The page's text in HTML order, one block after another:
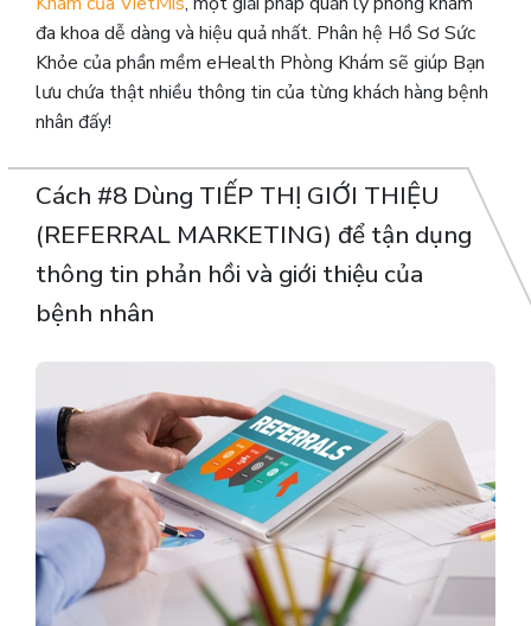
đa khoa dễ dàng và hiệu quả nhất. Phân hệ Hồ Sơ Sức
Khỏe của phần mềm eHealth Phòng Khám sẽ giúp Bạn
lưu chứa thật nhiều thông tin của từng khách hàng bệnh
nhân đấy!
Cách #8 Dùng TIẾP THỊ GIỚI THIỆU
(REFERRAL MARKETING) để tận dụng
thông tin phản hồi và giới thiệu của
bệnh nhân